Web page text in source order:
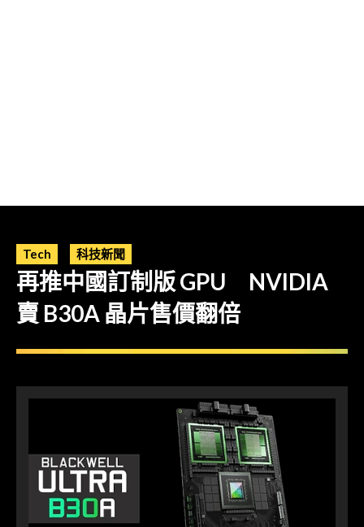
Tech 科技新聞
再推中國訂制版 GPU NVIDIA
賣 B30A 晶片售價翻倍